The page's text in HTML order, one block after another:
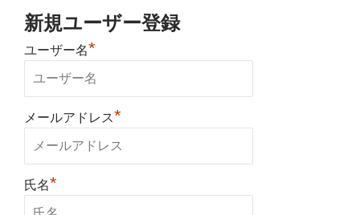
新規ユーザー登録
ユーザー名*
メールアドレス*
氏名*